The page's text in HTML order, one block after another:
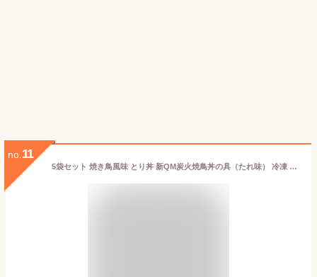
no. 11
5袋セット 焼き鳥風味 とり丼 新QM炭火焼鳥丼の具（たれ味） 冷凍 140g 焼き鳥丼 冷凍食品 どんぶりの具 どんぶりの素 丼 具 ご飯にのせる おかず 湯煎 お肉 ご飯に合うおかず 一人暮らし ご飯お供 ご飯 丼のもと 簡単ご飯 簡単料理 昼ご飯 冷凍レトルト 丼の具 お昼ご飯